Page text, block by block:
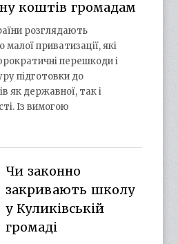
коштів громадам
розглядають
приватизації, які
перешкоди і
підготовки до
як державної, так і
Із вимогою
Чи законно
закривають школу
у Куликівській
громаді